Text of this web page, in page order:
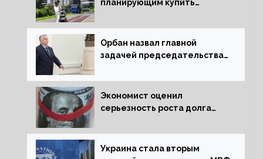
планирующим купить
Орбан назвал главной
задачей председательства
за мир
Экономист оценил
серьезность роста долга
Украина стала вторым